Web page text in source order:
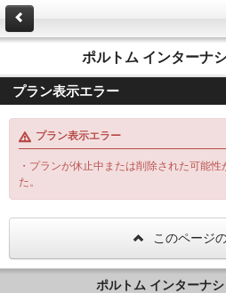
ポルトム インターナ
プラン表示エラー
プラン表示エラー
・プランが休止中または削除された可能
た。
このページ
ポルトム インターナ